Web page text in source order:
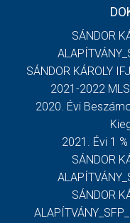
SÁNDOR
SÁNDOR KÁROLY
2021-2022
2020. Évi
2021. Évi 1
SÁNDOR
SÁNDOR